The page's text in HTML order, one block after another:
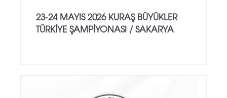
23-24 MAYIS 2026 KURAŞ BÜYÜKLER
TÜRKİYE ŞAMPİYONASI / SAKARYA